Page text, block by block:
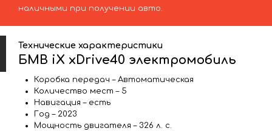
наличными при получении авто.
Технические характеристики
БМВ iX xDrive40 электромобиль
Коробка передач – Автоматическая
Количество мест – 5
Навигация – есть
Год – 2023
Мощность двигателя – 326 л. с.